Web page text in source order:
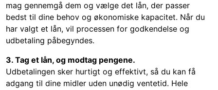
mag gennemgå dem og vælge det lån, der passer
bedst til dine behov og økonomiske kapacitet. Når du
har valgt et lån, vil processen for godkendelse og
udbetaling påbegyndes.
3. Tag et lån, og modtag pengene.
Udbetalingen sker hurtigt og effektivt, så du kan få
adgang til dine midler uden unødig ventetid. Hele